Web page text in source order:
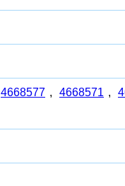
4668577 , 4668571 ,